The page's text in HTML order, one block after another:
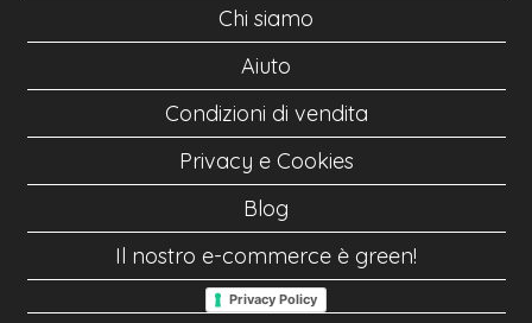
Chi siamo
Aiuto
Condizioni di vendita
Privacy e Cookies
Blog
Il nostro e-commerce è green!
Privacy Policy